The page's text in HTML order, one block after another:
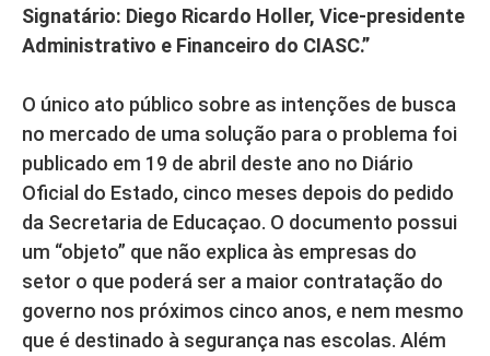
Signatário: Diego Ricardo Holler, Vice-presidente
Administrativo e Financeiro do CIASC.”
O único ato público sobre as intenções de busca
no mercado de uma solução para o problema foi
publicado em 19 de abril deste ano no Diário
Oficial do Estado, cinco meses depois do pedido
da Secretaria de Educaçao. O documento possui
um “objeto” que não explica às empresas do
setor o que poderá ser a maior contratação do
governo nos próximos cinco anos, e nem mesmo
que é destinado à segurança nas escolas. Além